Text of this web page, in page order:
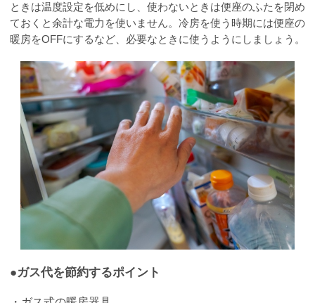
ときは温度設定を低めにし、使わないときは便座のふたを閉め
ておくと余計な電力を使いません。冷房を使う時期には便座の
暖房をOFFにするなど、必要なときに使うようにしましょう。
●ガス代を節約するポイント